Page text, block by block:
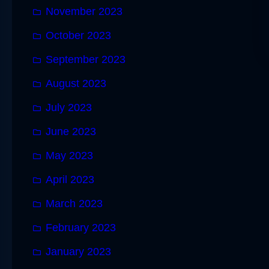
November 2023
October 2023
September 2023
August 2023
July 2023
June 2023
May 2023
April 2023
March 2023
February 2023
January 2023